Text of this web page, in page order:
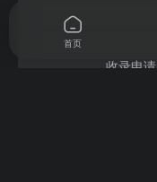
收录申请
首页